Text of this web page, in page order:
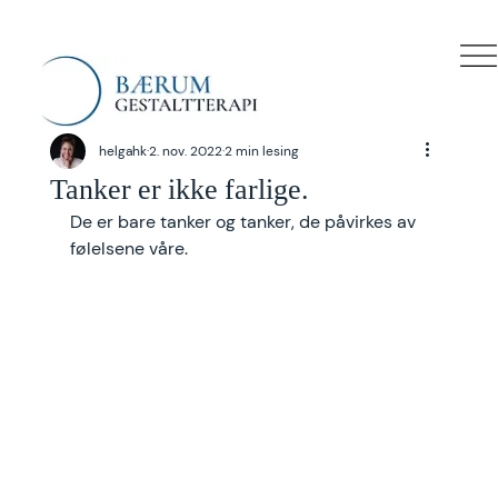
Tanker er ikke farlige.
helgahk2. nov. 20222 min lesing
De er bare tanker og tanker, de påvirkes av
følelsene våre.